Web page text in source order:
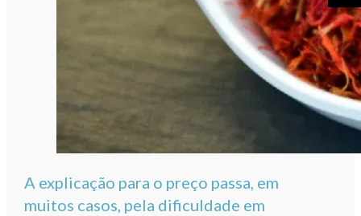
A explicação para o preço passa, em
muitos casos, pela dificuldade em